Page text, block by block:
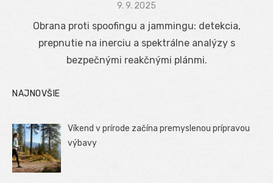
Posted
9. 9. 2025
Obrana proti spoofingu a jammingu: detekcia,
prepnutie na inerciu a spektrálne analýzy s
bezpečnými reakčnými plánmi.
NAJNOVŠIE
Víkend v prírode začína premyslenou prípravou
výbavy